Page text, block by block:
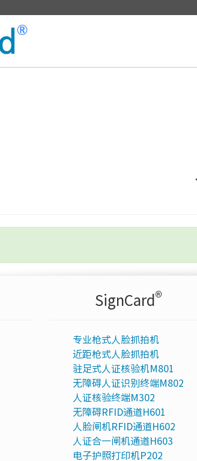
SignCard ®
专业枪式人脸抓拍机
近距枪式人脸抓拍机
驻足式人证核验机M801
无障碍人证识别终端M802
人证核验终端M302
无障碍RFID通道H601
人脸闸机RFID通道H602
人证合一闸机通道H603
电子护照打印机P202